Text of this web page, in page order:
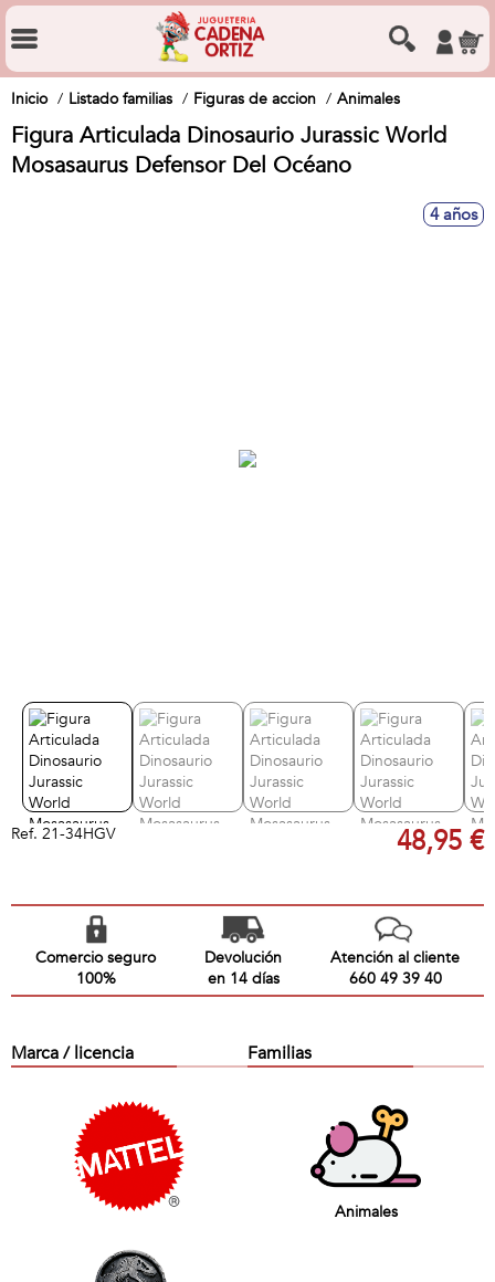
Inicio Listado familias Figuras de accion Animales
Figura Articulada Dinosaurio Jurassic World
Mosasaurus Defensor Del Océano
4 años
Ref. 21-34HGV 48,95 €
Comercio seguro
100%
Devolución
en 14 días
Atención al cliente
660 49 39 40
Marca / licencia Familias
Animales